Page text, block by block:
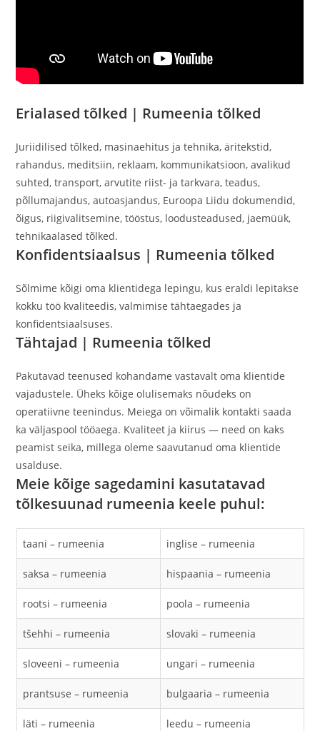
Erialased tõlked | Rumeenia tõlked
Juriidilised tõlked, masinaehitus ja tehnika, äritekstid,
rahandus, meditsiin, reklaam, kommunikatsioon, avalikud
suhted, transport, arvutite riist- ja tarkvara, teadus,
põllumajandus, autoasjandus, Euroopa Liidu dokumendid,
õigus, riigivalitsemine, tööstus, loodusteadused, jaemüük,
tehnikaalased tõlked.
Konfidentsiaalsus | Rumeenia tõlked
Sõlmime kõigi oma klientidega lepingu, kus eraldi lepitakse
kokku töö kvaliteedis, valmimise tähtaegades ja
konfidentsiaalsuses.
Tähtajad | Rumeenia tõlked
Pakutavad teenused kohandame vastavalt oma klientide
vajadustele. Üheks kõige olulisemaks nõudeks on
operatiivne teenindus. Meiega on võimalik kontakti saada
ka väljaspool tööaega. Kvaliteet ja kiirus — need on kaks
peamist seika, millega oleme saavutanud oma klientide
usalduse.
Meie kõige sagedamini kasutatavad
tõlkesuunad rumeenia keele puhul:
taani – rumeenia inglise – rumeenia
saksa – rumeenia hispaania – rumeenia
rootsi – rumeenia poola – rumeenia
tšehhi – rumeenia slovaki – rumeenia
sloveeni – rumeenia ungari – rumeenia
prantsuse – rumeenia bulgaaria – rumeenia
läti – rumeenia leedu – rumeenia